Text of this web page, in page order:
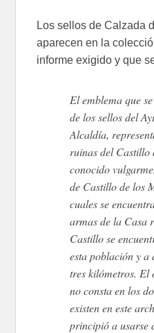
Los sellos de Calzada
aparecen en la
informe exigido y que
El emblema que
de los sellos del
Alcaldía,
ruinas del Castillo
conocido
de Castillo de los
cuales se
armas de la Casa
Castillo se
esta población y a
tres kilómetros. El
no consta en los
existen en este
principió a usarse